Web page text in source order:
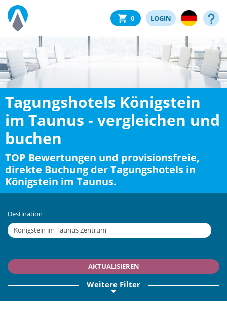
0 LOGIN
Tagungshotels Königstein
im Taunus - vergleichen und
buchen
TOP Bewertungen und provisionsfreie,
direkte Buchung der Tagungshotels in
Königstein im Taunus.
Destination
AKTUALISIEREN
Weitere Filter